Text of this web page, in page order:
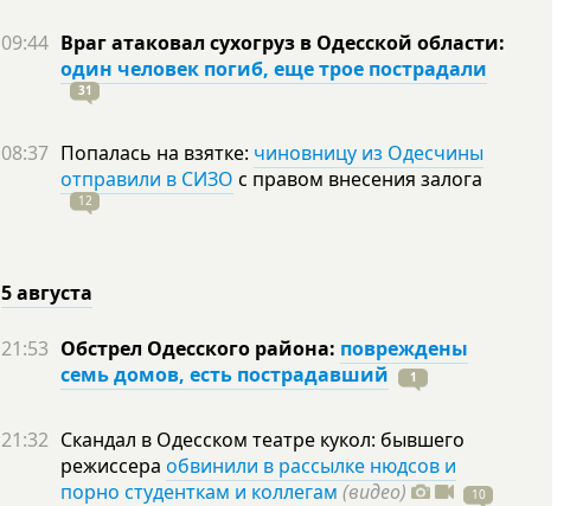
09:44 Враг атаковал сухогруз в Одесской области:
один человек погиб, еще трое пострадали
31
08:37 Попалась на взятке: чиновницу из Одесчины
отправили в СИЗО с правом внесения залога
12
5 августа
21:53 Обстрел Одесского района: повреждены
семь домов, есть пострадавший
1
21:32 Скандал в Одесском театре кукол: бывшего
режиссера обвинили в рассылке нюдсов и
порно студенткам и коллегам (видео) 10